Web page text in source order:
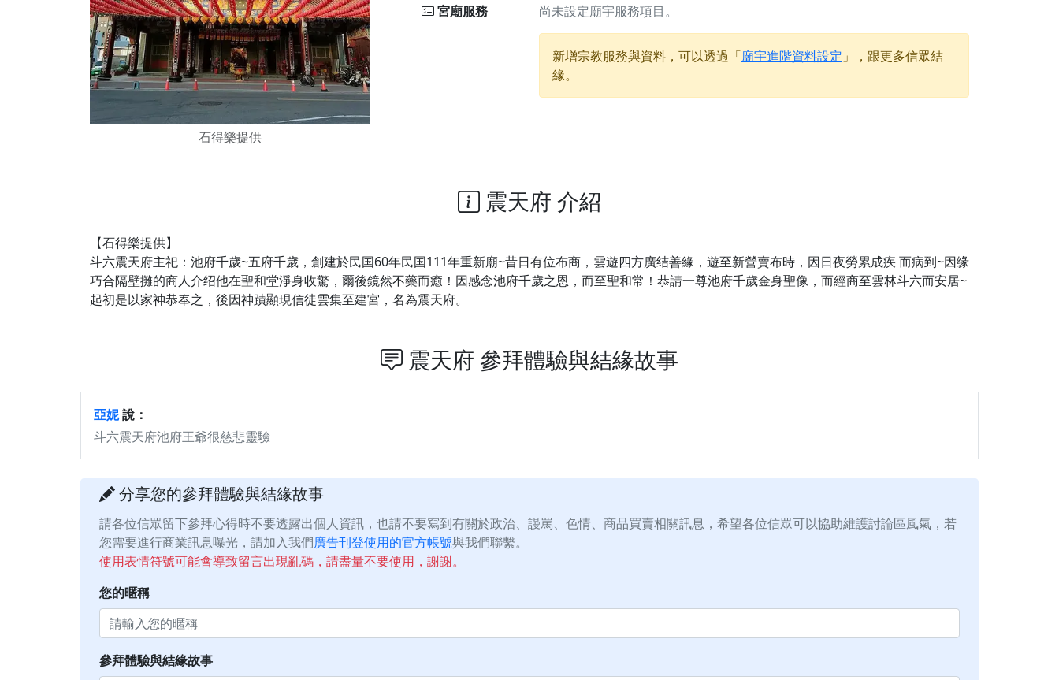
【桃園慈善宮(天公廟)】中元普渡交給專業的來，省時省力又積福！「玉皇大帝 大天尊」 親自坐鎮主法！幫你累積的功德福報自然
是「超級加倍」！
【台北北投 福慶宮】慶讚中元普渡法會，誠摯邀請十方善信大德，一同回到北投土地公埔，祈願闔家平安、地方祥和、福運綿長。
【桃園龜山 慈恩宮】瑤池金母聖誕祝壽盛典，邀請十方善信大德蒞臨參香祝壽，同沐母娘慈光，共祈平安吉祥
【桃園龜山 慈恩宮】丙午年慶讚中元普渡法會，正是讓我們用善念與功德，迴向冥陽兩利、闔家平安的殊勝因緣。
【新北八里 紫德宮】丙午年中元普渡讚普超薦法會，普施眾生・慎終追遠・廣植福田
【桃園新屋 深圳玄天宮】農曆七月擴大犒軍科儀，吉祥月不只有普渡祈福，也有一份感謝守護的虔誠心意
【桃園慈善宮(天公廟)】虎爺元帥 開光大典，祈求虎爺神威護持，庇佑闔家平安、財運亨通、事業順遂、百邪退散。
歡迎友廟長官、小編加入我們LINE官方帳號，讓我們協助您的廟宇推廣。
歡迎信眾分享您前往廟宇的參拜體驗，推廣您的信仰
石得樂提供
宮廟服務
尚未設定廟宇服務項目。
新增宗教服務與資料，可以透過「廟宇進階資料設定 」，跟更多信眾結
緣。
震天府 介紹
【石得樂提供】
斗六震天府主祀：池府千歲~五府千歲，創建於民国60年民国111年重新廟~昔日有位布商，雲遊四方廣结善緣，遊至新營賣布時，因日夜勞累成疾 而病到~因缘
巧合隔壁攤的商人介绍他在聖和堂淨身收驚，爾後鏡然不藥而癒！因感念池府千歲之恩，而至聖和常！恭請一尊池府千歲金身聖像，而經商至雲林斗六而安居~
起初是以家神恭奉之，後因神蹟顯現信徒雲集至建宮，名為震天府。
震天府 參拜體驗與結緣故事
亞妮說：
斗六震天府池府王爺很慈悲靈驗
分享您的參拜體驗與結緣故事
請各位信眾留下參拜心得時不要透露出個人資訊，也請不要寫到有關於政治、謾罵、色情、商品買賣相關訊息，希望各位信眾可以協助維護討論區風氣，若
您需要進行商業訊息曝光，請加入我們廣告刊登使用的官方帳號與我們聯繫。
使用表情符號可能會導致留言出現亂碼，請盡量不要使用，謝謝。
您的暱稱
參拜體驗與結緣故事